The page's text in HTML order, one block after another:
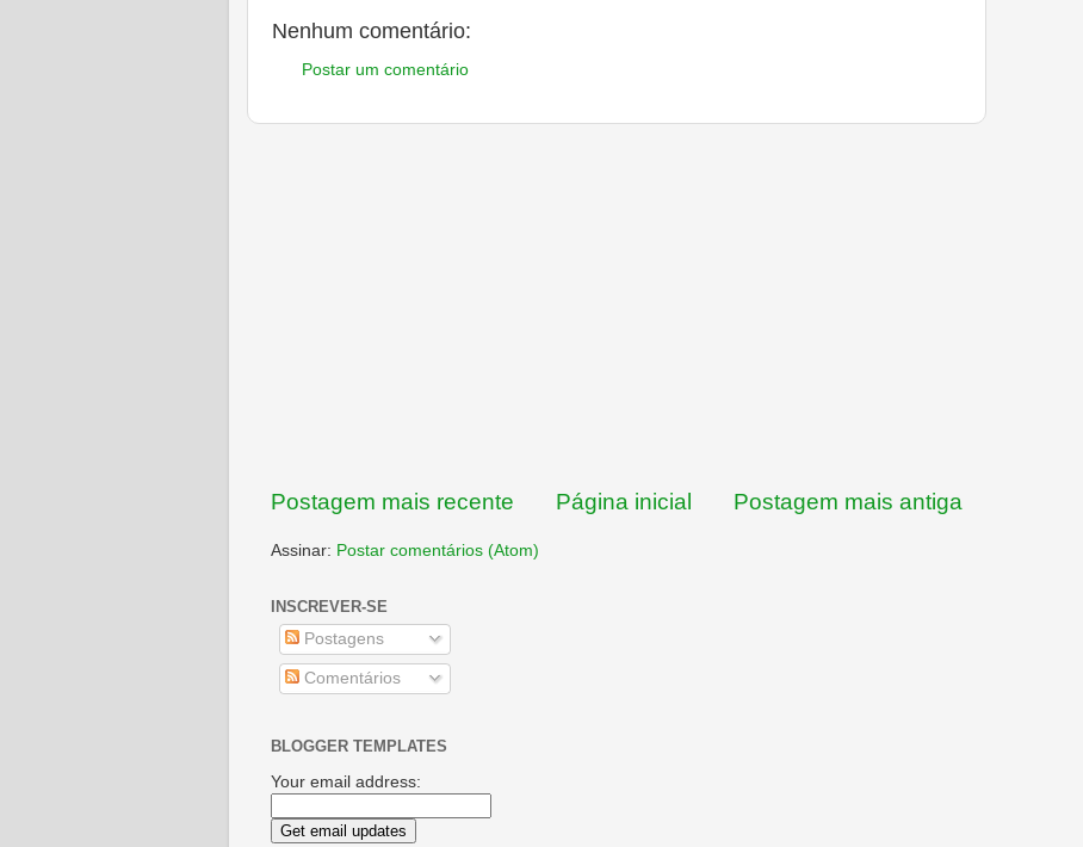
Nenhum comentário:
Postar um comentário
Postagem mais recente Postagem mais antiga
Página inicial
Assinar: Postar comentários (Atom)
INSCREVER-SE
Postagens
Comentários
BLOGGER TEMPLATES
Your email address: